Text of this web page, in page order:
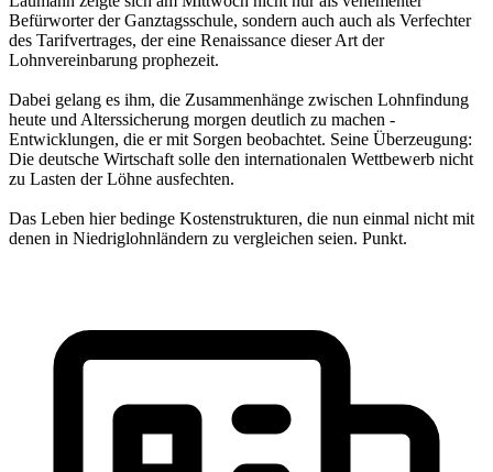
Befürworter der Ganztagsschule, sondern auch auch als Verfechter
des Tarifvertrages, der eine Renaissance dieser Art der
Lohnvereinbarung prophezeit.
Dabei gelang es ihm, die Zusammenhänge zwischen Lohnfindung
heute und Alterssicherung morgen deutlich zu machen -
Entwicklungen, die er mit Sorgen beobachtet. Seine Überzeugung:
Die deutsche Wirtschaft solle den internationalen Wettbewerb nicht
zu Lasten der Löhne ausfechten.
Das Leben hier bedinge Kostenstrukturen, die nun einmal nicht mit
denen in Niedriglohnländern zu vergleichen seien. Punkt.